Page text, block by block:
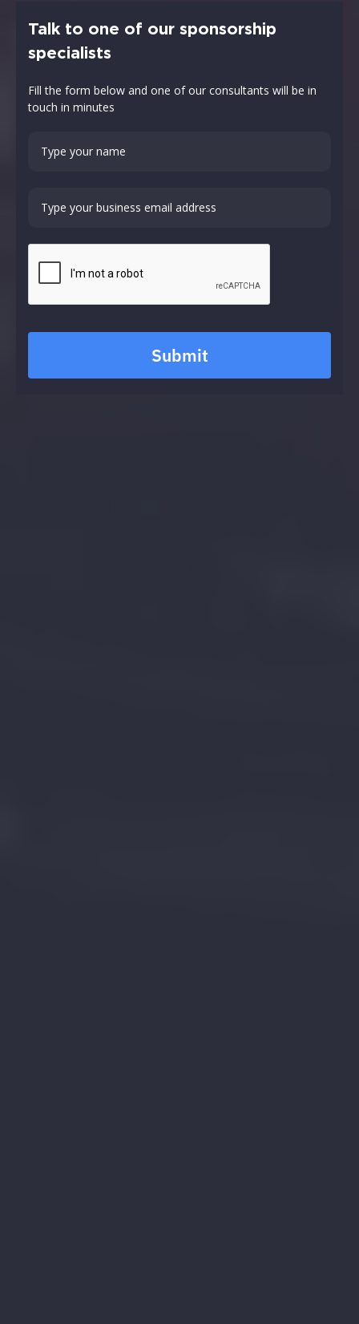
Talk to one of our sponsorship
specialists
Fill the form below and one of our consultants will be in
touch in minutes
Submit